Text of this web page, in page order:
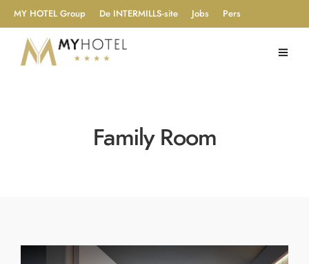
MY HOTEL Group De INTERMILLS-site Jobs Pers
Family Room